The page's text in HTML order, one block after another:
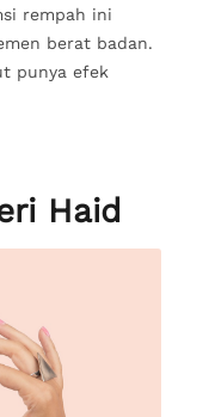
rempah ini
berat badan.
punya efek
Haid